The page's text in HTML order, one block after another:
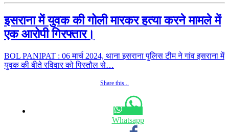
इसराना में युवक की गोली मारकर हत्या करने मामले में
एक आरोपी गिरफ्तार।
BOL PANIPAT : 06 मार्च 2024, थाना इसराना पुलिस टीम ने गांव इसराना में
युवक की बीते रविवार को पिस्तौल से…
Share this...
Whatsapp